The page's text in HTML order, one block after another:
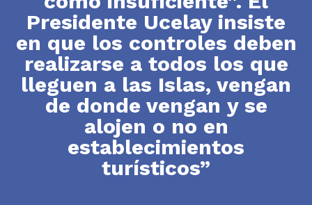
Presidente Ucelay insiste
en que los controles deben
realizarse a todos los que
lleguen a las Islas, vengan
de donde vengan y se
alojen o no en
establecimientos
turísticos”